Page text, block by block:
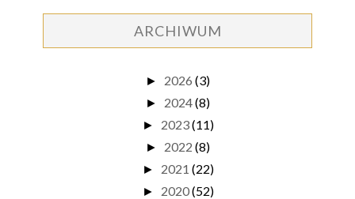
ARCHIWUM
► 2026 (3)
► 2024(8)
► 2023(11)
► 2022 (8)
► 2021 (22)
► 2020(52)